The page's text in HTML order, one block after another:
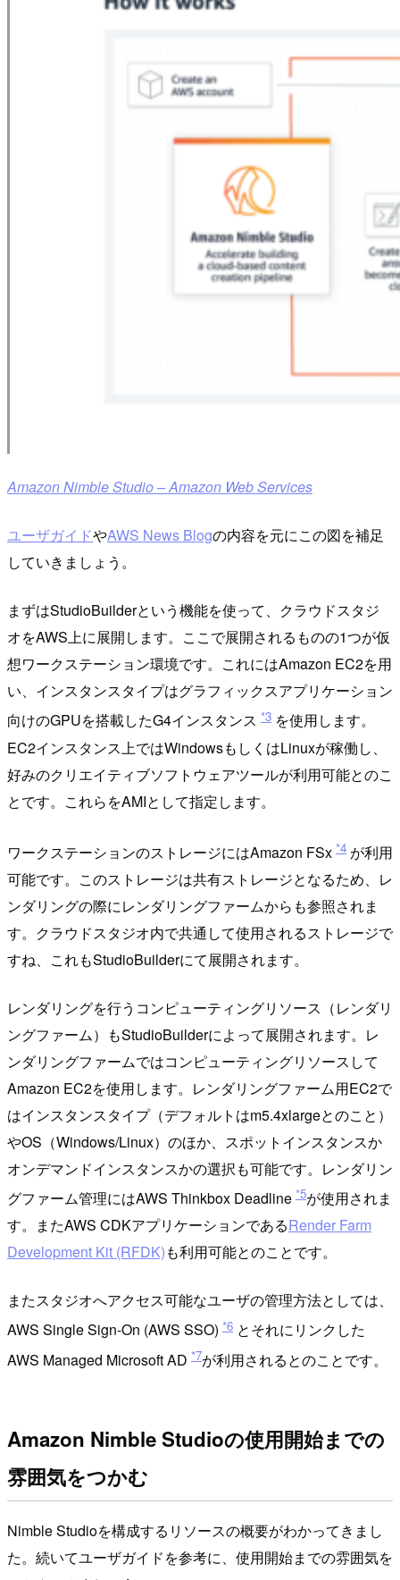
Amazon Nimble Studio – Amazon Web Services
ユーザガイドやAWS News Blogの内容を元にこの図を補足
していきましょう。
まずはStudioBuilderという機能を使って、クラウドスタジ
オをAWS上に展開します。ここで展開されるものの1つが仮
想ワークステーション環境です。これにはAmazon EC2を用
い、インスタンスタイプはグラフィックスアプリケーション
向けのGPUを搭載したG4インスタンス *3 を使用します。
EC2インスタンス上ではWindowsもしくはLinuxが稼働し、
好みのクリエイティブソフトウェアツールが利用可能とのこ
とです。これらをAMIとして指定します。
ワークステーションのストレージにはAmazon FSx *4 が利用
可能です。このストレージは共有ストレージとなるため、レ
ンダリングの際にレンダリングファームからも参照されま
す。クラウドスタジオ内で共通して使用されるストレージで
すね、これもStudioBuilderにて展開されます。
レンダリングを行うコンピューティングリソース（レンダリ
ングファーム）もStudioBuilderによって展開されます。レ
ンダリングファームではコンピューティングリソースして
Amazon EC2を使用します。レンダリングファーム用EC2で
はインスタンスタイプ（デフォルトはm5.4xlargeとのこと）
やOS（Windows/Linux）のほか、スポットインスタンスか
オンデマンドインスタンスかの選択も可能です。レンダリン
グファーム管理にはAWS Thinkbox Deadline *5が使用されま
す。またAWS CDKアプリケーションであるRender Farm
Development Kit (RFDK)も利用可能とのことです。
またスタジオへアクセス可能なユーザの管理方法としては、
AWS Single Sign-On (AWS SSO) *6 とそれにリンクした
AWS Managed Microsoft AD *7が利用されるとのことです。
Amazon Nimble Studioの使用開始までの
雰囲気をつかむ
Nimble Studioを構成するリソースの概要がわかってきまし
た。続いてユーザガイドを参考に、使用開始までの雰囲気を